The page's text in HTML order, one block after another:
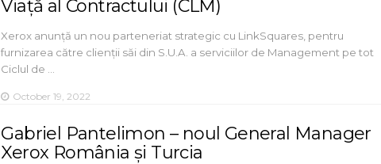
Viață al Contractului (CLM)
Xerox anunță un nou parteneriat strategic cu LinkSquares, pentru
furnizarea către clienții săi din S.U.A. a serviciilor de Management pe tot
Ciclul de …
October 19, 2022
Gabriel Pantelimon – noul General Manager
Xerox România și Turcia